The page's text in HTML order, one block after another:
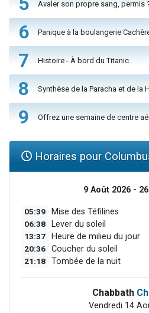
Avaler son propre sang, permis
6 Panique à la boulangerie
7 Histoire - À bord du Titanic
8 Synthèse de la Paracha et de la
9 Offrez une semaine de centre
Horaires pour
9 Août 2026 -
05:39 Mise des Téfilines
06:38 Lever du soleil
13:37 Heure de milieu du jour
20:36 Coucher du soleil
21:18 Tombée de la nuit
Chabbath
Vendredi 14